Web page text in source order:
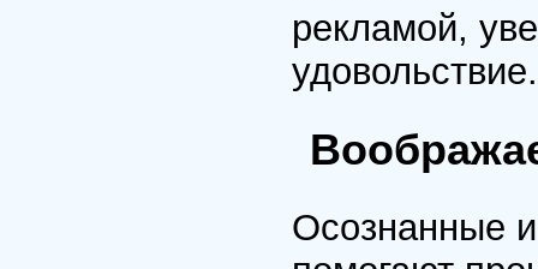
рекламой,
удовольствие.
Осознанные